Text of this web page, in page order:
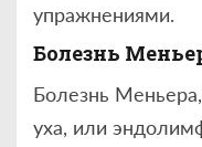
упражнениями.
Болезнь
Болезнь
уха, или